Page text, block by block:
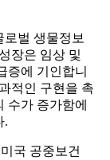
벌 생물정보
장은 임상 및
증에 기인합니
적인 구현을 촉
수가 증가함에
.
국 공중보건